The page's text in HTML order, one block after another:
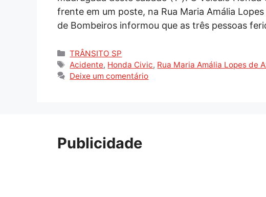
frente em um poste, na Rua Maria Amália
de Bombeiros informou que as três pessoas
Categorias
TRÂNSITO SP
Tags
Acidente, Honda Civic, Rua Maria Amália Lopes de
Deixe um comentário
Publicidade